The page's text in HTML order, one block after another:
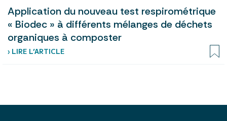
Application du nouveau test respirométrique
« Biodec » à différents mélanges de déchets
organiques à composter
› LIRE L’ARTICLE